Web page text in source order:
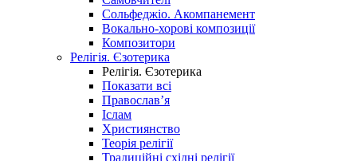
Сольфеджіо. Акомпанемент
Вокально-хорові композиції
Композитори
Релігія. Єзотерика
Релігія. Єзотерика
Показати всі
Православ’я
Іслам
Християнство
Теорія релігії
Традиційні східні релігії